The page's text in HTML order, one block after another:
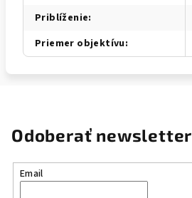
Priblíženie:
Priemer objektívu:
Odoberať newsletter
Email